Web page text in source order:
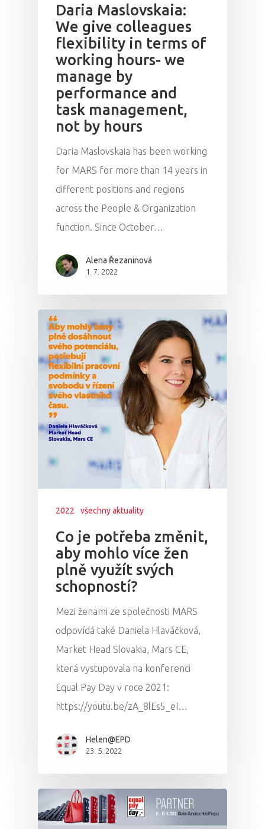
Daria Maslovskaia:
We give colleagues
flexibility in terms of
working hours- we
manage by
performance and
task management,
not by hours
Daria Maslovskaia has been working
for MARS for more than 14 years in
different positions and regions
across the People & Organization
function. Since October…
Alena Řezaninová
1. 7. 2022
2022 všechny aktuality
Co je potřeba změnit,
aby mohlo více žen
plně využít svých
schopností?
Mezi ženami ze společnosti MARS
odpovídá také Daniela Hlaváčková,
Market Head Slovakia, Mars CE,
která vystupovala na konferenci
Equal Pay Day v roce 2021:
https://youtu.be/zA_8lEs5_eI…
Helen@EPD
23. 5. 2022
PRO MÉDIA
MINULÉ
PŘIHLÁŠENÍ